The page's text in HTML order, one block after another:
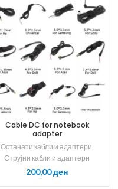
Cable DC for notebook
adapter
Останати кабли и адаптери
Струјни кабли и адаптери
ден